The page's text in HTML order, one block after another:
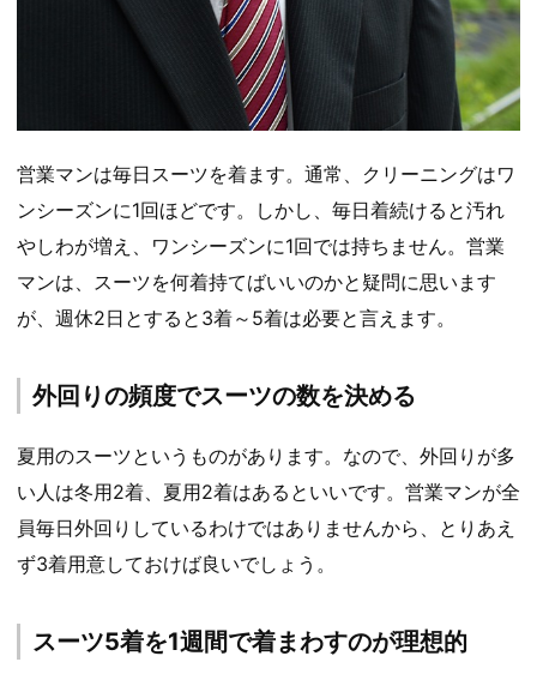
営業マンは毎日スーツを着ます。通常、クリーニングはワ
ンシーズンに1回ほどです。しかし、毎日着続けると汚れ
やしわが増え、ワンシーズンに1回では持ちません。営業
マンは、スーツを何着持てばいいのかと疑問に思います
が、週休2日とすると3着～5着は必要と言えます。
外回りの頻度でスーツの数を決める
夏用のスーツというものがあります。なので、外回りが多
い人は冬用2着、夏用2着はあるといいです。営業マンが全
員毎日外回りしているわけではありませんから、とりあえ
ず3着用意しておけば良いでしょう。
スーツ5着を1週間で着まわすのが理想的